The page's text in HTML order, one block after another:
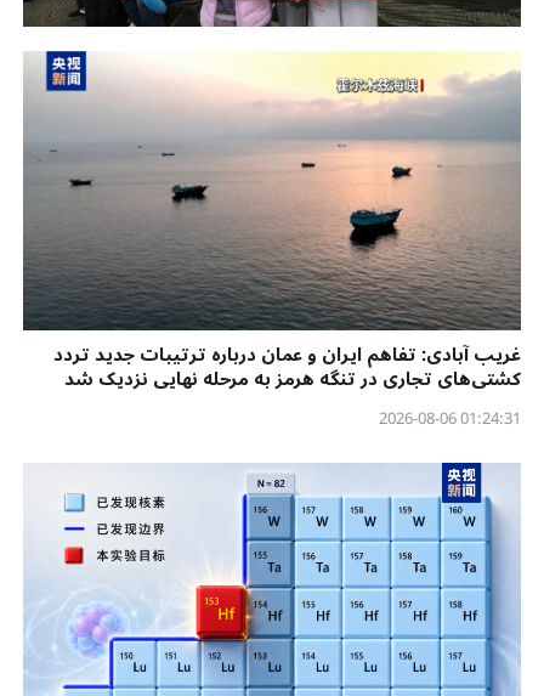
غریب آبادی: تفاهم ایران و عمان درباره ترتیبات جدید تردد
کشتی‌های تجاری در تنگه هرمز به مرحله نهایی نزدیک شد
01:24:31 2026-08-06